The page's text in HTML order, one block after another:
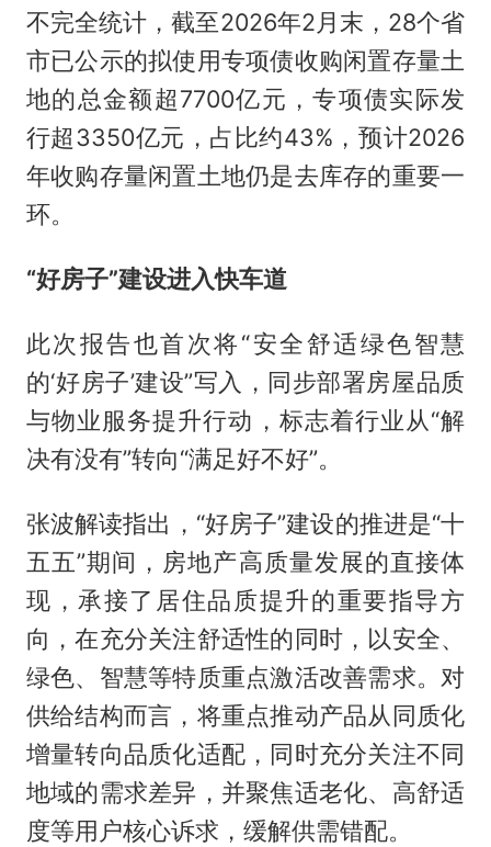
不完全统计，截至2026年2月末，28个省
市已公示的拟使用专项债收购闲置存量土
地的总金额超7700亿元，专项债实际发
行超3350亿元，占比约43%，预计2026
年收购存量闲置土地仍是去库存的重要一
环。
“好房子”建设进入快车道
此次报告也首次将“安全舒适绿色智慧
的‘好房子’建设”写入，同步部署房屋品质
与物业服务提升行动，标志着行业从“解
决有没有”转向“满足好不好”。
张波解读指出，“好房子”建设的推进是“十
五五”期间，房地产高质量发展的直接体
现，承接了居住品质提升的重要指导方
向，在充分关注舒适性的同时，以安全、
绿色、智慧等特质重点激活改善需求。对
供给结构而言，将重点推动产品从同质化
增量转向品质化适配，同时充分关注不同
地域的需求差异，并聚焦适老化、高舒适
度等用户核心诉求，缓解供需错配。